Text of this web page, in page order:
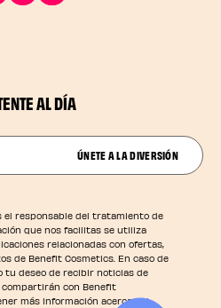
AL DÍA
ÚNETE A LA DIVERSIÓN
el responsable del tratamiento de
que nos facilitas se utiliza
relacionadas con ofertas,
de Benefit Cosmetics. En caso de
tu deseo de recibir noticias de
con Benefit
más información acerca del